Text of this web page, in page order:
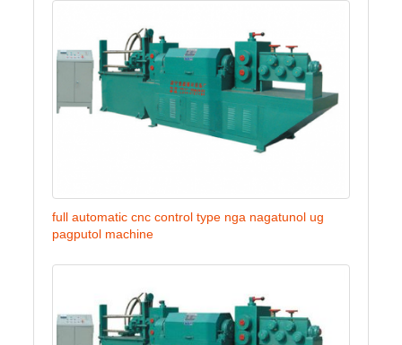
full automatic cnc control type nga nagatunol ug
pagputol machine